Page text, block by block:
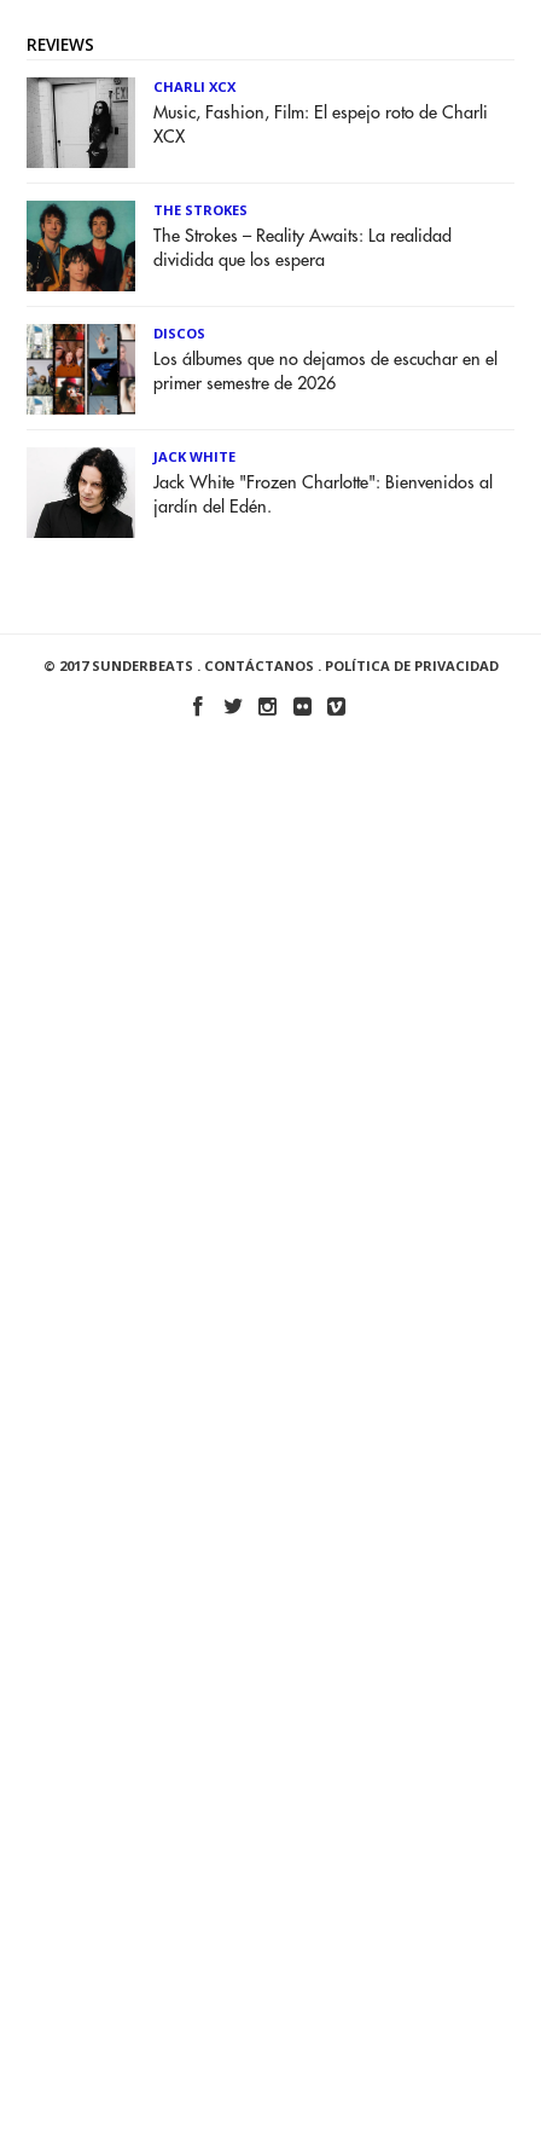
REVIEWS
CHARLI XCX
Music, Fashion, Film: El espejo roto de Charli
XCX
THE STROKES
The Strokes – Reality Awaits: La realidad
dividida que los espera
DISCOS
Los álbumes que no dejamos de escuchar en el
primer semestre de 2026
JACK WHITE
Jack White "Frozen Charlotte": Bienvenidos al
jardín del Edén.
© 2017 SUNDERBEATS . CONTÁCTANOS . POLÍTICA DE PRIVACIDAD